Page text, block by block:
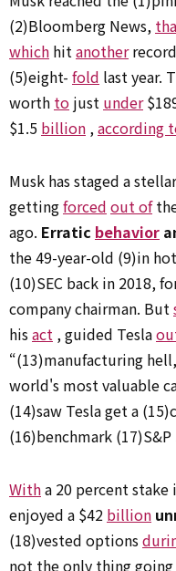
(2)Bloomberg News,
which hitanother
(5)eight- fold last year.
worth to just under
$1.5 billion ,according
Musk has staged a
gettingforced out of
ago. Erratic behavior
the 49-year-old (9)in
(10)SEC back in 2018,
company chairman. But
hisact , guided Tesla
“(13)manufacturing
world's most valuable
(14)saw Tesla get a
(16)benchmark (17)S&P
Witha 20 percent stake
enjoyed a $42 billion
(18)vested options
not the only thing going